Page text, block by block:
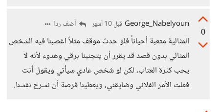
0
George_Nabelyoun قبل 10 أشهر أضف ردا
المثالية متعبة أحياناً فلو حدث موقف مثلاً اغصبنا فيه الشخص
المثالي بدون قصد قد يقرر أن يتجنبنا برقي وهدوء لأنه لا
يحب كثرة العتاب، لكن لو شخص عادي سيأتي ويقول أنت
فعلت الأمر الفلاني وضايقني، ويعطينا فرصة أن نشرح نفسنا.